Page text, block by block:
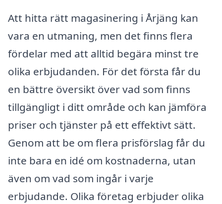
Att hitta rätt magasinering i Årjäng kan
vara en utmaning, men det finns flera
fördelar med att alltid begära minst tre
olika erbjudanden. För det första får du
en bättre översikt över vad som finns
tillgängligt i ditt område och kan jämföra
priser och tjänster på ett effektivt sätt.
Genom att be om flera prisförslag får du
inte bara en idé om kostnaderna, utan
även om vad som ingår i varje
erbjudande. Olika företag erbjuder olika